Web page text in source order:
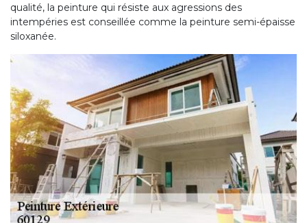
qualité, la peinture qui résiste aux agressions des
intempéries est conseillée comme la peinture semi-épaisse
siloxanée.